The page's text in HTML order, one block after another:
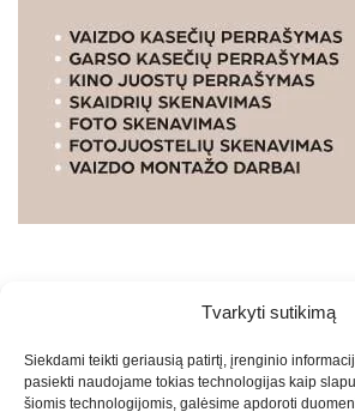
Tvarkyti sutikimą
Siekdami teikti geriausią patirtį, įrenginio
pasiekti naudojame tokias technologijas kaip
šiomis technologijomis, galėsime apdoroti
PASLAUGOS. SEO tekstų rašymas,
straipsnių rašymas ir talpinimas į mūsų